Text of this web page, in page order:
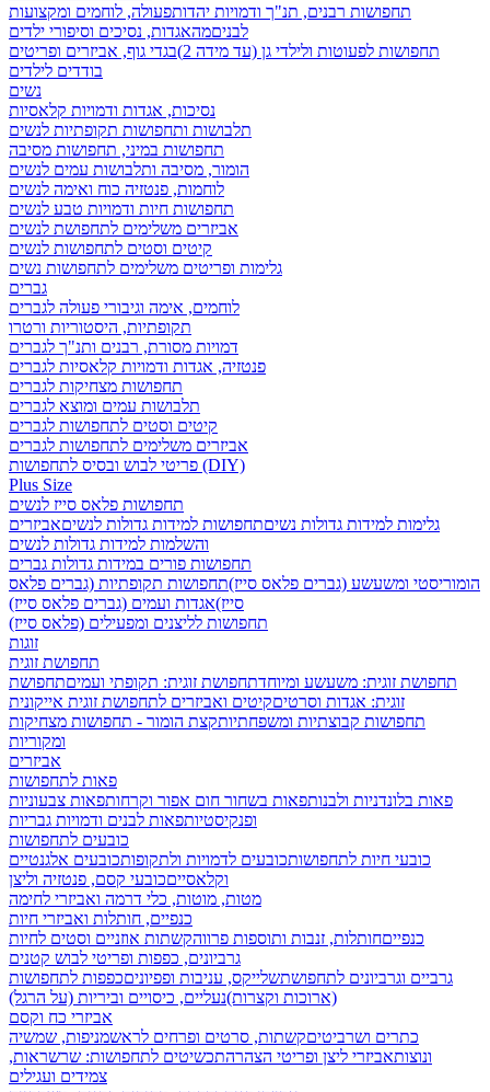
תחפושות רבנים, תנ"ך ודמויות יהדותפעולה, לוחמים ומקצועות
לבניםמהאגדות, נסיכים וסיפורי ילדים
תחפושות לפעוטות ולילדי גן (עד מידה 2)
בגדי גוף, אביזרים ופריטים
בודדים לילדים
נשים
נסיכות, אגדות ודמויות קלאסיות
תלבושות ותחפושות תקופתיות לנשים
תחפושות במיני, תחפושות מסיבה
הומור, מסיבה ותלבושות עמים לנשים
לוחמות, פנטזיה כוח ואימה לנשים
תחפושות חיות ודמויות טבע לנשים
אביזרים משלימים לתחפושת לנשים
קיטים וסטים לתחפושות לנשים
גלימות ופריטים משלימים לתחפושות נשים
גברים
לוחמים, אימה וגיבורי פעולה לגברים
תקופתיות, היסטוריות ורטרו
דמויות מסורת, רבנים ותנ"ך לגברים
פנטזיה, אגדות ודמויות קלאסיות לגברים
תחפושות מצחיקות לגברים
תלבושות עמים ומוצא לגברים
קיטים וסטים לתחפושות לגברים
אביזרים משלימים לתחפושות לגברים
פריטי לבוש ובסיס לתחפושות (DIY)
Plus Size
תחפושות פלאס סייז לנשים
גלימות למידות גדולות נשיםתחפושות למידות גדולות לנשיםאביזרים
והשלמות למידות גדולות לנשים
תחפושות פורים במידות גדולות גברים
הומוריסטי ומשעשע (גברים פלאס סייז)תחפושות תקופתיות (גברים פלאס
סייז)אגדות ועמים (גברים פלאס סייז)
תחפושות לליצנים ומפעילים (פלאס סייז)
זוגות
תחפושת זוגית
תחפושת זוגית: משעשע ומיוחדתחפושת זוגית: תקופתי ועמיםתחפושת
זוגית: אגדות וסרטיםקיטים ואביזרים לתחפושת זוגית אייקונית
תחפושות קבוצתיות ומשפחתיותקצת הומור - תחפושות מצחיקות
ומקוריות
אביזרים
פאות לתחפושות
פאות בלונדניות ולבנותפאות בשחור חום אפור וקרחותפאות צבעוניות
ופנקיסטיותפאות לבנים ודמויות גבריות
כובעים לתחפושות
כובעי חיות לתחפושותכובעים לדמויות ולתקופותכובעים אלגנטיים
וקלאסייםכובעי קסם, פנטזיה וליצן
מטות, מוטות, כלי דרמה ואביזרי לחימה
כנפיים, חותלות ואביזרי חיות
כנפייםחותלות, זנבות ותוספות פרווהקשתות אוזניים וסטים לחיות
גרביונים, כפפות ופריטי לבוש קטנים
גרביים וגרביונים לתחפושתשלייקס, עניבות ופפיוניםכפפות לתחפושות
(ארוכות וקצרות)נעליים, כיסויים וביריות (על הרגל)
אביזרי כח וקסם
כתרים ושרביטיםקשתות, סרטים ופרחים לראשמניפות, שמשיה
ונוצותאביזרי ליצן ופריטי הצהרהתכשיטים לתחפושות: שרשראות,
צמידים ועגילים